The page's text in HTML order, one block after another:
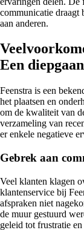
communicatie draagt
aan anderen.
Een
Feenstra is een
het plaatsen en
om de kwaliteit van
verzameling van
er enkele negatieve
Gebrek aan
Veel klanten klagen
klantenservice bij
afspraken niet
de muur gestuurd
geleid tot frustratie